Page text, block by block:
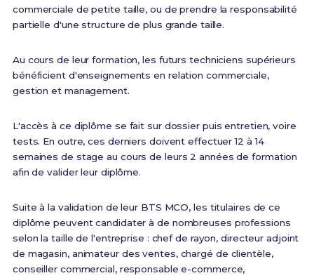
commerciale de petite taille, ou de prendre la responsabilité
partielle d'une structure de plus grande taille.
Au cours de leur formation, les futurs techniciens supérieurs
bénéficient d'enseignements en relation commerciale,
gestion et management.
L'accès à ce diplôme se fait sur dossier puis entretien, voire
tests. En outre, ces derniers doivent effectuer 12 à 14
semaines de stage au cours de leurs 2 années de formation
afin de valider leur diplôme.
Suite à la validation de leur BTS MCO, les titulaires de ce
diplôme peuvent candidater à de nombreuses professions
selon la taille de l'entreprise : chef de rayon, directeur adjoint
de magasin, animateur des ventes, chargé de clientèle,
conseiller commercial, responsable e-commerce,